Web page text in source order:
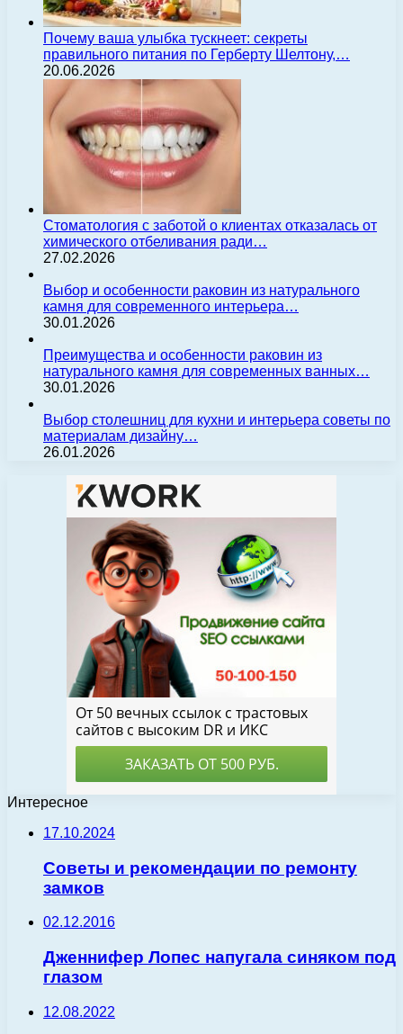
Почему ваша улыбка тускнеет: секреты
правильного питания по Герберту Шелтону,…
20.06.2026
Стоматология с заботой о клиентах отказалась от
химического отбеливания ради…
27.02.2026
Выбор и особенности раковин из натурального
камня для современного интерьера…
30.01.2026
Преимущества и особенности раковин из
натурального камня для современных ванных…
30.01.2026
Выбор столешниц для кухни и интерьера советы по
материалам дизайну…
26.01.2026
Интересное
17.10.2024
Советы и рекомендации по ремонту
замков
02.12.2016
Дженнифер Лопес напугала синяком под
глазом
12.08.2022